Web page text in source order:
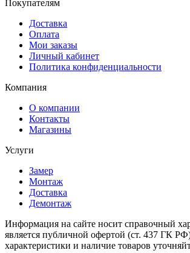
Покупателям
Доставка
Оплата
Мои заказы
Личный кабинет
Политика конфиденциальности
Компания
О компании
Контакты
Магазины
Услуги
Замер
Монтаж
Доставка
Демонтаж
Информация на сайте носит справочный
является публичной офертой (ст. 437 ГК
характеристики и наличие товаров